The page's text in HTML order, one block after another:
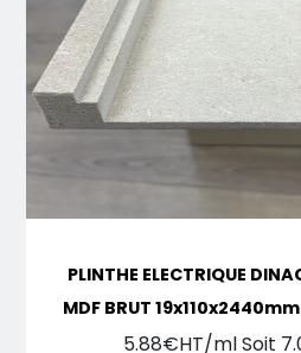
PLINTHE ELECTRIQUE
MDF BRUT
5.88€HT/ml Soit